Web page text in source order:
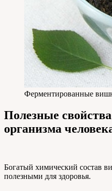
Ферментированные
Полезные
организма
Богатый химический состав
полезными для здоровья.